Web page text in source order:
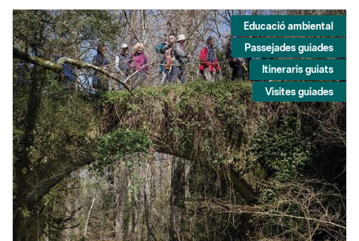
Educació ambiental
Passejades guiades
Itineraris guiats
Visites guiades